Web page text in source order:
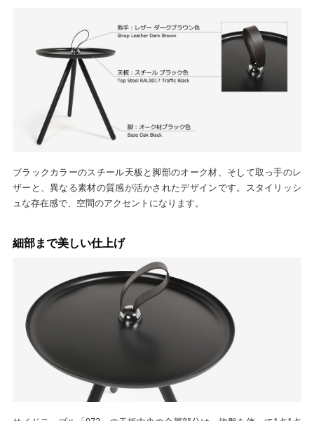
ブラックカラーのスチール天板と脚部のオーク材、そして取っ手のレ
ザーと、異なる素材の質感が活かされたデザインです。スタイリッシ
ュな存在感で、空間のアクセントになります。
細部まで美しい仕上げ